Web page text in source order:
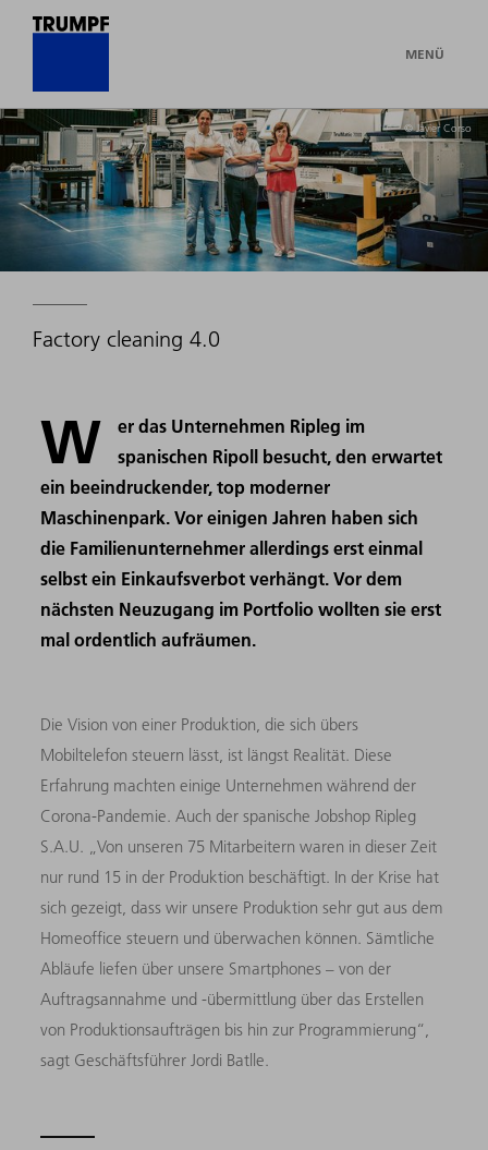
MENÜ
© Javier Corso
Factory cleaning 4.0
W
er das Unternehmen Ripleg im
spanischen Ripoll besucht, den erwartet
ein beeindruckender, top moderner
Maschinenpark. Vor einigen Jahren haben sich
die Familienunternehmer allerdings erst einmal
selbst ein Einkaufsverbot verhängt. Vor dem
nächsten Neuzugang im Portfolio wollten sie erst
mal ordentlich aufräumen.
Die Vision von einer Produktion, die sich übers
Mobiltelefon steuern lässt, ist längst Realität. Diese
Erfahrung machten einige Unternehmen während der
Corona-Pandemie. Auch der spanische Jobshop Ripleg
S.A.U. „Von unseren 75 Mitarbeitern waren in dieser Zeit
nur rund 15 in der Produktion beschäftigt. In der Krise hat
sich gezeigt, dass wir unsere Produktion sehr gut aus dem
Homeoffice steuern und überwachen können. Sämtliche
Abläufe liefen über unsere Smartphones – von der
Auftragsannahme und -übermittlung über das Erstellen
von Produktionsaufträgen bis hin zur Programmierung“,
sagt Geschäftsführer Jordi Batlle.